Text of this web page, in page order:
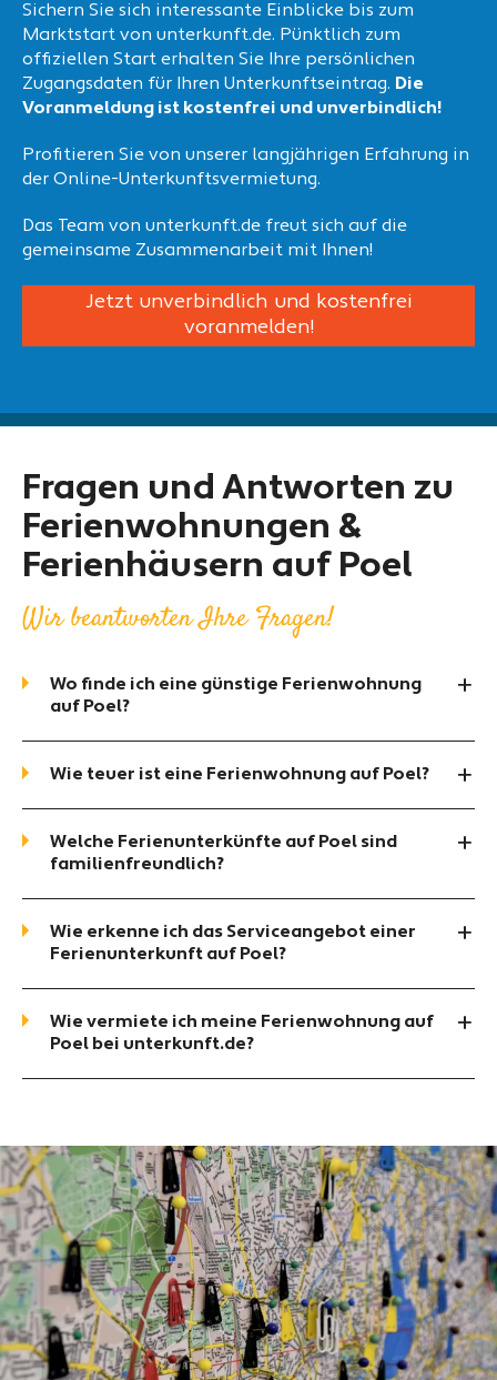
Sichern Sie sich interessante Einblicke bis zum
Marktstart von unterkunft.de. Pünktlich zum
offiziellen Start erhalten Sie Ihre persönlichen
Zugangsdaten für Ihren Unterkunftseintrag. Die
Voranmeldung ist kostenfrei und unverbindlich!
Profitieren Sie von unserer langjährigen Erfahrung in
der Online-Unterkunftsvermietung.
Das Team von unterkunft.de freut sich auf die
gemeinsame Zusammenarbeit mit Ihnen!
Jetzt unverbindlich und kostenfrei
voranmelden!
Fragen und Antworten zu
Ferienwohnungen &
Ferienhäusern auf Poel
Wir beantworten Ihre Fragen!
Wo finde ich eine günstige Ferienwohnung
auf Poel?
Wie teuer ist eine Ferienwohnung auf Poel?
Welche Ferienunterkünfte auf Poel sind
familienfreundlich?
Wie erkenne ich das Serviceangebot einer
Ferienunterkunft auf Poel?
Wie vermiete ich meine Ferienwohnung auf
Poel bei unterkunft.de?